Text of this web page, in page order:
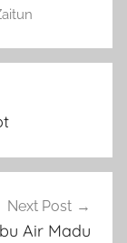
Next Post
Air Madu